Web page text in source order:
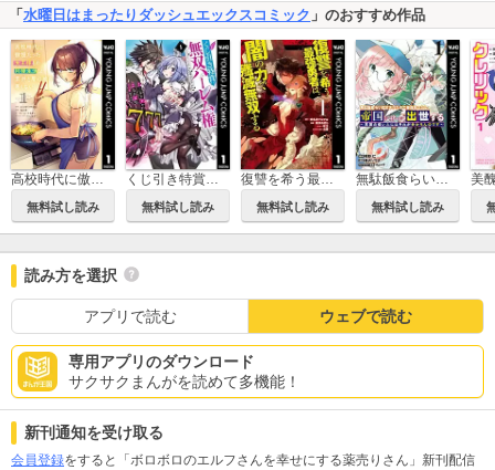
「水曜日はまったりダッシュエックスコミック 」のおすすめ作品
無料試し読み 無料試し読み 無料試し読み 無料試し読み
読み方を選択
アプリで読む ウェブで読む
専用アプリのダウンロード
サクサクまんがを読めて多機能！
新刊通知を受け取る
会員登録をすると「ボロボロのエルフさんを幸せにする薬売りさん」新刊配信